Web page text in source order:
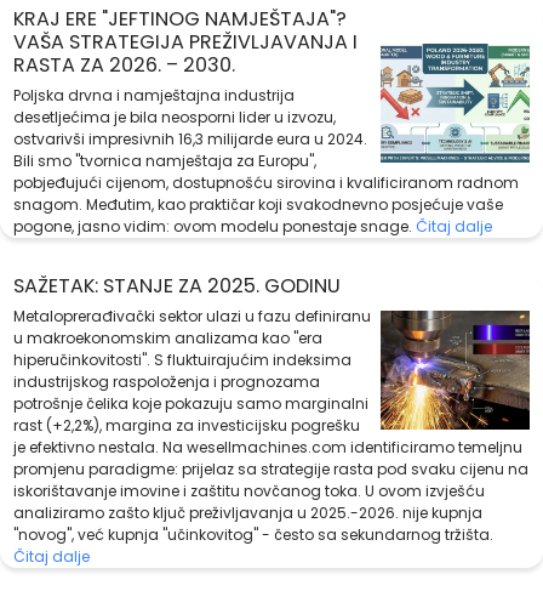
KRAJ ERE "JEFTINOG NAMJEŠTAJA"?
VAŠA STRATEGIJA PREŽIVLJAVANJA I
RASTA ZA 2026. – 2030.
Poljska drvna i namještajna industrija
desetljećima je bila neosporni lider u izvozu,
ostvarivši impresivnih 16,3 milijarde eura u 2024.
Bili smo "tvornica namještaja za Europu",
pobjeđujući cijenom, dostupnošću sirovina i kvalificiranom radnom
snagom. Međutim, kao praktičar koji svakodnevno posjećuje vaše
pogone, jasno vidim: ovom modelu ponestaje snage. Čitaj dalje
SAŽETAK: STANJE ZA 2025. GODINU
Metaloprerađivački sektor ulazi u fazu definiranu
u makroekonomskim analizama kao "era
hiperučinkovitosti". S fluktuirajućim indeksima
industrijskog raspoloženja i prognozama
potrošnje čelika koje pokazuju samo marginalni
rast (+2,2%), margina za investicijsku pogrešku
je efektivno nestala. Na wesellmachines.com identificiramo temeljnu
promjenu paradigme: prijelaz sa strategije rasta pod svaku cijenu na
iskorištavanje imovine i zaštitu novčanog toka. U ovom izvješću
analiziramo zašto ključ preživljavanja u 2025.-2026. nije kupnja
"novog", već kupnja "učinkovitog" - često sa sekundarnog tržišta.
Čitaj dalje